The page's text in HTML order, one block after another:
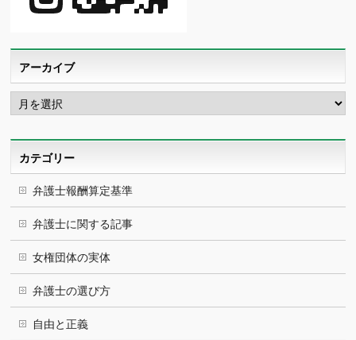
アーカイブ
ア
ー
カ
カテゴリー
弁護士報酬算定基準
弁護士に関する記事
女権団体の実体
弁護士の選び方
自由と正義